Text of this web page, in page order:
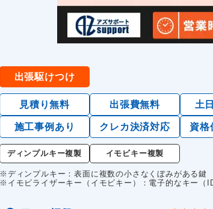
出張駆けつけ
見積り無料 出張費無料 土
施工事例あり クレカ決済対応 資格
ディンプルキー複製 イモビキー複製
※ディンプルキー：表面に複数の小さなくぼみがある鍵
※イモビライザーキー（イモビキー）：電子的なキー（